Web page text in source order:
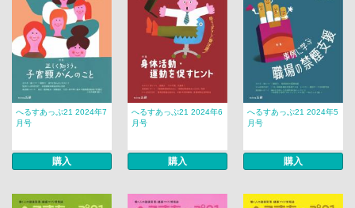
へるすあっぷ21 2024年7
月号
購入
へるすあっぷ21 2024年6
月号
購入
へるすあっぷ21 2024年5
月号
購入